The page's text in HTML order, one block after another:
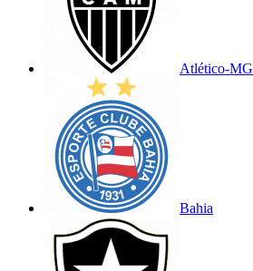
Atlético-MG
Bahia